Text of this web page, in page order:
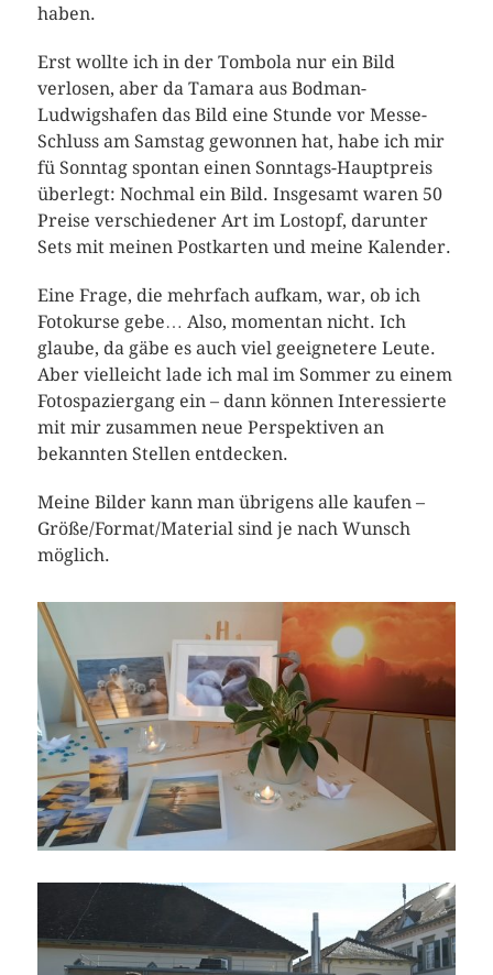
haben.
Erst wollte ich in der Tombola nur ein Bild
verlosen, aber da Tamara aus Bodman-
Ludwigshafen das Bild eine Stunde vor Messe-
Schluss am Samstag gewonnen hat, habe ich mir
fü Sonntag spontan einen Sonntags-Hauptpreis
überlegt: Nochmal ein Bild. Insgesamt waren 50
Preise verschiedener Art im Lostopf, darunter
Sets mit meinen Postkarten und meine Kalender.
Eine Frage, die mehrfach aufkam, war, ob ich
Fotokurse gebe… Also, momentan nicht. Ich
glaube, da gäbe es auch viel geeignetere Leute.
Aber vielleicht lade ich mal im Sommer zu einem
Fotospaziergang ein – dann können Interessierte
mit mir zusammen neue Perspektiven an
bekannten Stellen entdecken.
Meine Bilder kann man übrigens alle kaufen –
Größe/Format/Material sind je nach Wunsch
möglich.